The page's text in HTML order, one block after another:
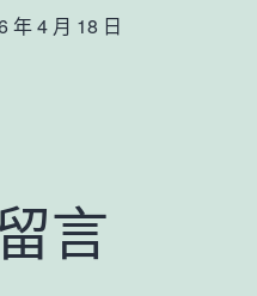
年 4 月 18 日
言